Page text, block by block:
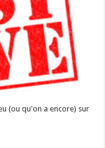
(ou qu'on a encore) sur